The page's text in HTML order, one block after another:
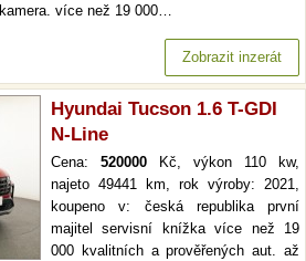
více než 19 000…
Zobrazit inzerát
Hyundai Tucson 1.6 T-GDI
N-Line
Cena: 520000 Kč, výkon 110 kw,
najeto 49441 km, rok výroby: 2021,
koupeno v: česká republika první
majitel servisní knížka více než 19
000 kvalitních a prověřených aut. až